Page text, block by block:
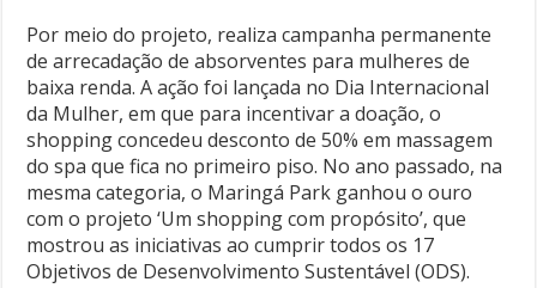
Por meio do projeto, realiza campanha permanente
de arrecadação de absorventes para mulheres de
baixa renda. A ação foi lançada no Dia Internacional
da Mulher, em que para incentivar a doação, o
shopping concedeu desconto de 50% em massagem
do spa que fica no primeiro piso. No ano passado, na
mesma categoria, o Maringá Park ganhou o ouro
com o projeto ‘Um shopping com propósito’, que
mostrou as iniciativas ao cumprir todos os 17
Objetivos de Desenvolvimento Sustentável (ODS).